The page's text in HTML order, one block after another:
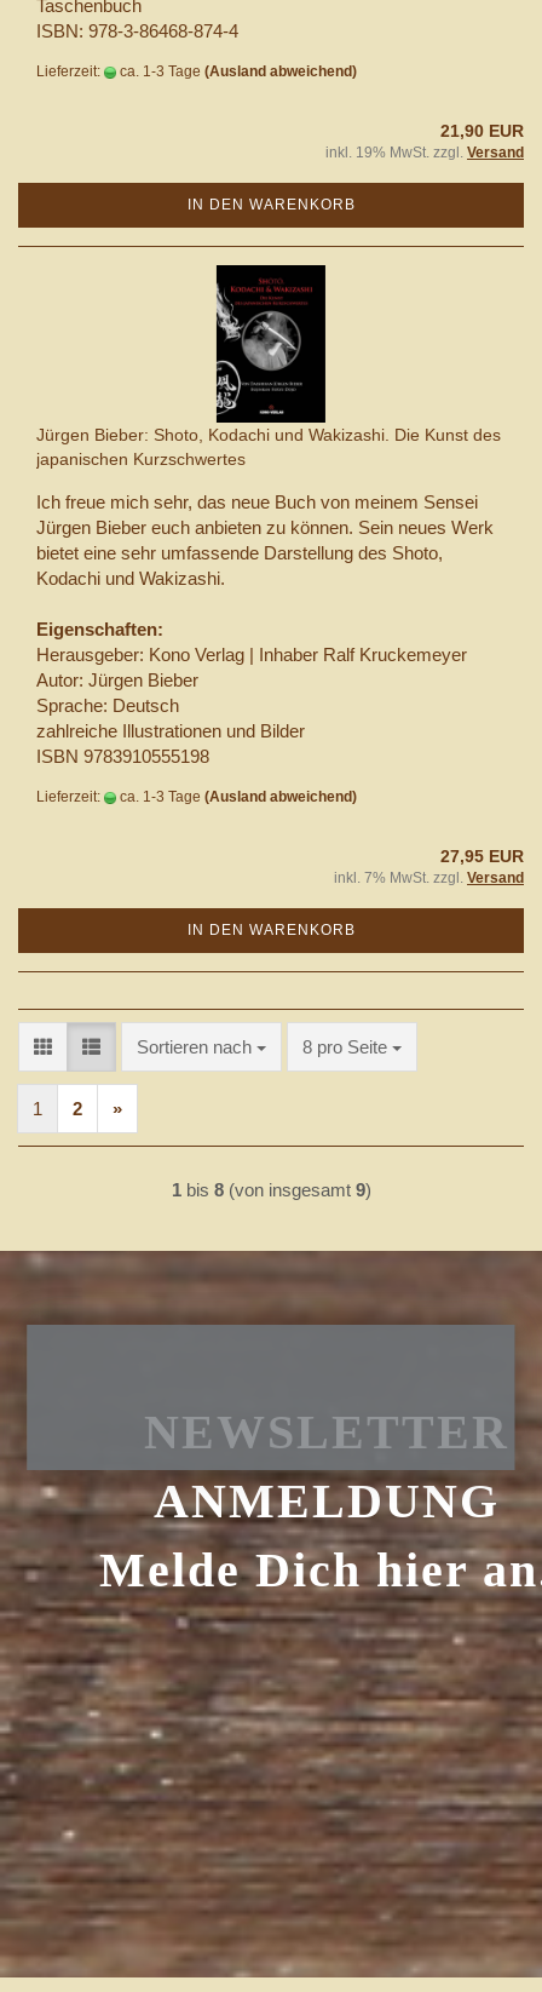
Taschenbuch
ISBN: 978-3-86468-874-4
Lieferzeit: ca. 1-3 Tage (Ausland abweichend)
21,90 EUR
inkl. 19% MwSt. zzgl. Versand
IN DEN WARENKORB
Jürgen Bieber: Shoto, Kodachi und Wakizashi. Die Kunst des
japanischen Kurzschwertes
Ich freue mich sehr, das neue Buch von meinem Sensei
Jürgen Bieber euch anbieten zu können. Sein neues Werk
bietet eine sehr umfassende Darstellung des Shoto,
Kodachi und Wakizashi.
Eigenschaften:
Herausgeber: Kono Verlag | Inhaber Ralf Kruckemeyer
Autor: Jürgen Bieber
Sprache: Deutsch
zahlreiche Illustrationen und Bilder
ISBN 9783910555198
Lieferzeit: ca. 1-3 Tage (Ausland abweichend)
27,95 EUR
inkl. 7% MwSt. zzgl. Versand
IN DEN WARENKORB
Sortieren nach
Sortieren nach 8 pro Seite
pro Seite
1 2 »
1bis 8(von insgesamt 9)
NEWSLETTER
ANMELDUNG
Melde Dich hier